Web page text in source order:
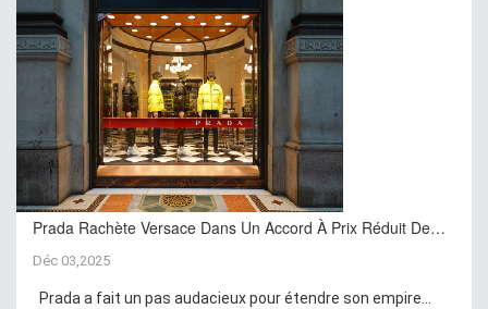
Prada Rachète Versace Dans Un Accord À Prix Réduit De…
Déc 03,2025
Prada a fait un pas audacieux pour étendre son empire...